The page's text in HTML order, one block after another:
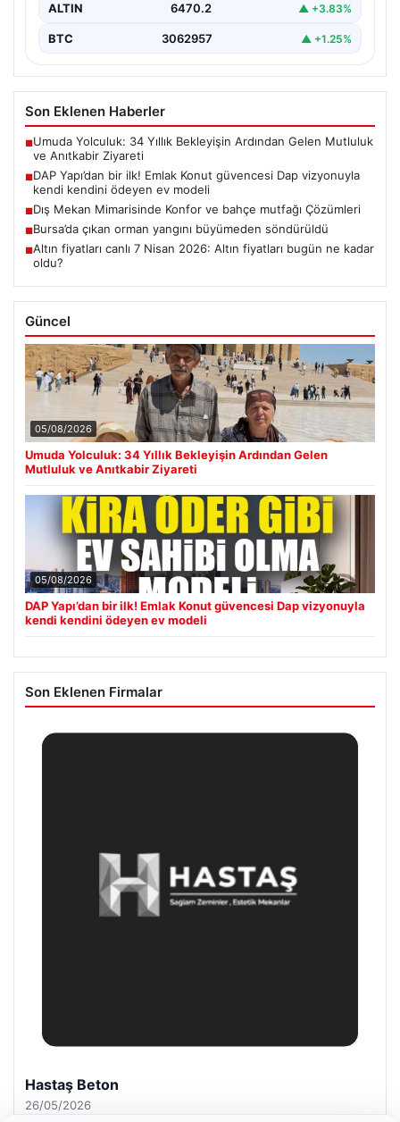
ALTIN 6470.2 ▲ +3.83%
BTC 3062957 ▲ +1.25%
Son Eklenen Haberler
■Umuda Yolculuk: 34 Yıllık Bekleyişin Ardından Gelen Mutluluk
ve Anıtkabir Ziyareti
■DAP Yapı’dan bir ilk! Emlak Konut güvencesi Dap vizyonuyla
kendi kendini ödeyen ev modeli
■Dış Mekan Mimarisinde Konfor ve bahçe mutfağı Çözümleri
■Bursa’da çıkan orman yangını büyümeden söndürüldü
■Altın fiyatları canlı 7 Nisan 2026: Altın fiyatları bugün ne kadar
oldu?
Güncel
05/08/2026
Umuda Yolculuk: 34 Yıllık Bekleyişin Ardından Gelen
Mutluluk ve Anıtkabir Ziyareti
05/08/2026
DAP Yapı’dan bir ilk! Emlak Konut güvencesi Dap vizyonuyla
kendi kendini ödeyen ev modeli
Son Eklenen Firmalar
Hastaş Beton
26/05/2026